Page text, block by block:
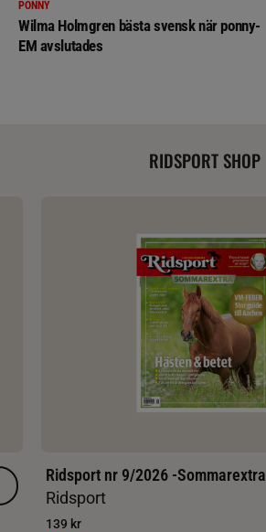
PONNY
Wilma Holmgren bästa svensk när ponny-
EM avslutades
RIDSPORT SHOP
Ridsport nr 9/2026 -Sommarextra
Ridsport
139 kr